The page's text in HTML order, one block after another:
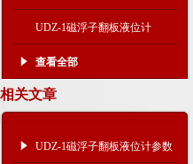
UDZ-1磁浮子翻板液位计
查看全部
相关文章
UDZ-1磁浮子翻板液位计参数